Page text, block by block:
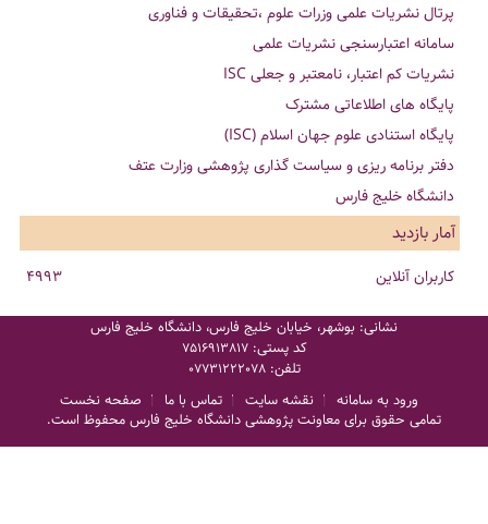
پرتال نشریات علمی وزرات علوم ،تحقیقات و فناوری
سامانه اعتبارسنجی نشریات علمی
نشریات کم اعتبار، نامعتبر و جعلی ISC
پایگاه های اطلاعاتی مشترک
پایگاه استنادی علوم جهان اسلام (ISC)
دفتر برنامه ریزی و سیاست گذاری پژوهشی وزارت عتف
دانشگاه خلیج فارس
آمار بازدید
کاربران آنلاین 4993
نشانی: بوشهر، خیابان خلیج فارس، دانشگاه خلیج فارس
کد پستی:7516913817
تلفن:07731222078
صفحه نخست تماس با ما نقشه سایت
ورود به سامانه
تمامی حقوق برای معاونت پژوهشی دانشگاه خلیج فارس محفوظ است.